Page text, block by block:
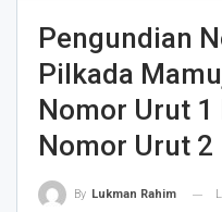
Pengundian
Pilkada
Nomor Urut 1
Nomor Urut 2
By Lukman Rahim